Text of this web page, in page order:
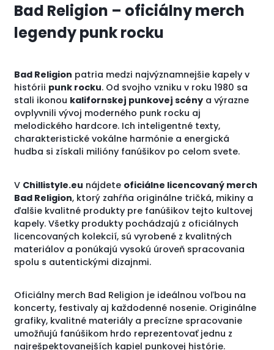
Bad Religion – oficiálny merch
legendy punk rocku
Bad Religion patria medzi najvýznamnejšie kapely v
histórii punk rocku. Od svojho vzniku v roku 1980 sa
stali ikonou kalifornskej punkovej scény a výrazne
ovplyvnili vývoj moderného punk rocku aj
melodického hardcore. Ich inteligentné texty,
charakteristické vokálne harmónie a energická
hudba si získali milióny fanúšikov po celom svete.
V Chillistyle.eu nájdete oficiálne licencovaný merch
Bad Religion, ktorý zahŕňa originálne tričká, mikiny a
ďalšie kvalitné produkty pre fanúšikov tejto kultovej
kapely. Všetky produkty pochádzajú z oficiálnych
licencovaných kolekcií, sú vyrobené z kvalitných
materiálov a ponúkajú vysokú úroveň spracovania
spolu s autentickými dizajnmi.
Oficiálny merch Bad Religion je ideálnou voľbou na
koncerty, festivaly aj každodenné nosenie. Originálne
grafiky, kvalitné materiály a precízne spracovanie
umožňujú fanúšikom hrdo reprezentovať jednu z
najrešpektovanejších kapiel punkovej histórie.